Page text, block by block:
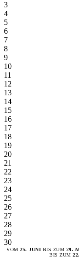
3
4
5
6
7
8
9
10
11
12
13
14
15
16
17
18
19
20
21
22
23
24
25
26
27
28
29
30
VOM25. JUNI BIS ZUM 29.
BIS ZUM